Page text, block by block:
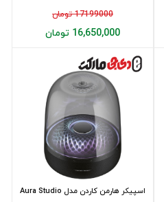
17199000 تومان
16,650,000 تومان
اسپیکر هارمن کاردن مدل Aura Studio